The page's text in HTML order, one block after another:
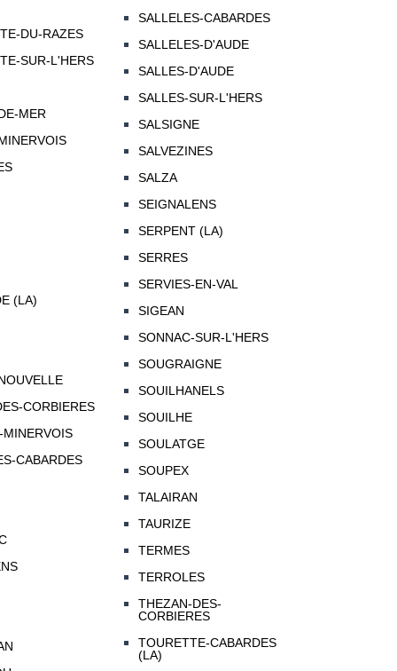
DU-RAZES
SUR-L'HERS
MER
(LA)
CORBIERES
CABARDES
SALLELES-CABARDES
SALLELES-D'AUDE
SALLES-D'AUDE
SALLES-SUR-L'HERS
SALSIGNE
SALVEZINES
SALZA
SEIGNALENS
SERPENT (LA)
SERRES
SERVIES-EN-VAL
SIGEAN
SONNAC-SUR-L'HERS
SOUGRAIGNE
SOUILHANELS
SOUILHE
SOULATGE
SOUPEX
TALAIRAN
TAURIZE
TERMES
TERROLES
THEZAN-DES-
CORBIERES
TOURETTE-CABARDES
(LA)